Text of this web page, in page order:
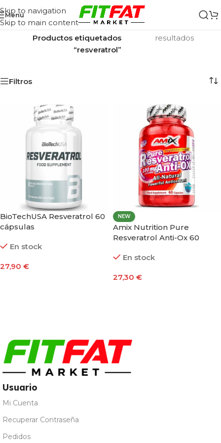
Skip to navigation
Skip to main content
Menu
Inicio/
Productos etiquetados
“resveratrol”
resultados
Filtros
BioTechUSA Resveratrol 60
cápsulas
En stock
27,90 €
NEW
Amix Nutrition Pure
Resveratrol Anti-Ox 60
En stock
27,30 €
Usuario
Mi Cuenta
Recuperar Contraseña
Pedidos